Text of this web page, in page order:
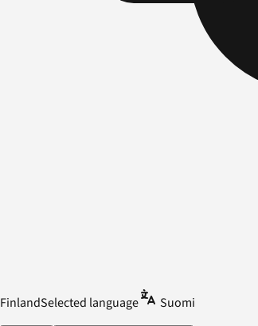
FinlandSelected language Suomi